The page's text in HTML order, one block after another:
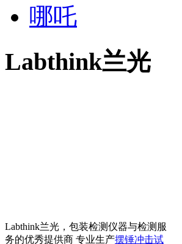
哪吒
Labthink兰光
Labthink兰光，包装检测仪器与检测服
务的优秀提供商 专业生产摆锤冲击试